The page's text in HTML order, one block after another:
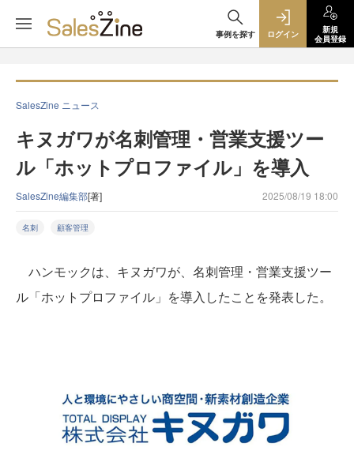
事例を探す ログイン
新規
会員登録
SalesZine ニュース
キヌガワが名刺管理・営業支援ツー
ル「ホットプロファイル」を導入
SalesZine編集部[著] 2025/08/19 18:00
名刺 顧客管理
ハンモックは、キヌガワが、名刺管理・営業支援ツー
ル「ホットプロファイル」を導入したことを発表した。